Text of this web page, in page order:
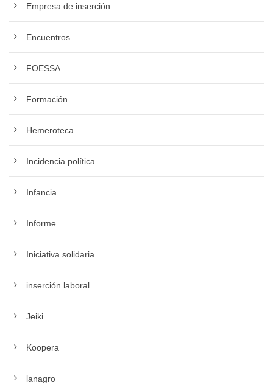
Empresa de inserción
Encuentros
FOESSA
Formación
Hemeroteca
Incidencia política
Infancia
Informe
Iniciativa solidaria
inserción laboral
Jeiki
Koopera
lanagro